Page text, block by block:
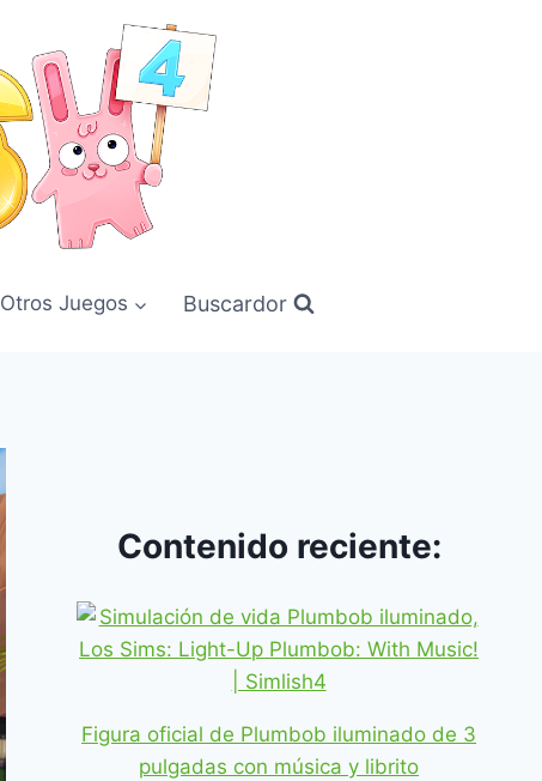
Otros Juegos Buscardor
Contenido reciente:
Figura oficial de Plumbob iluminado de 3
pulgadas con música y librito